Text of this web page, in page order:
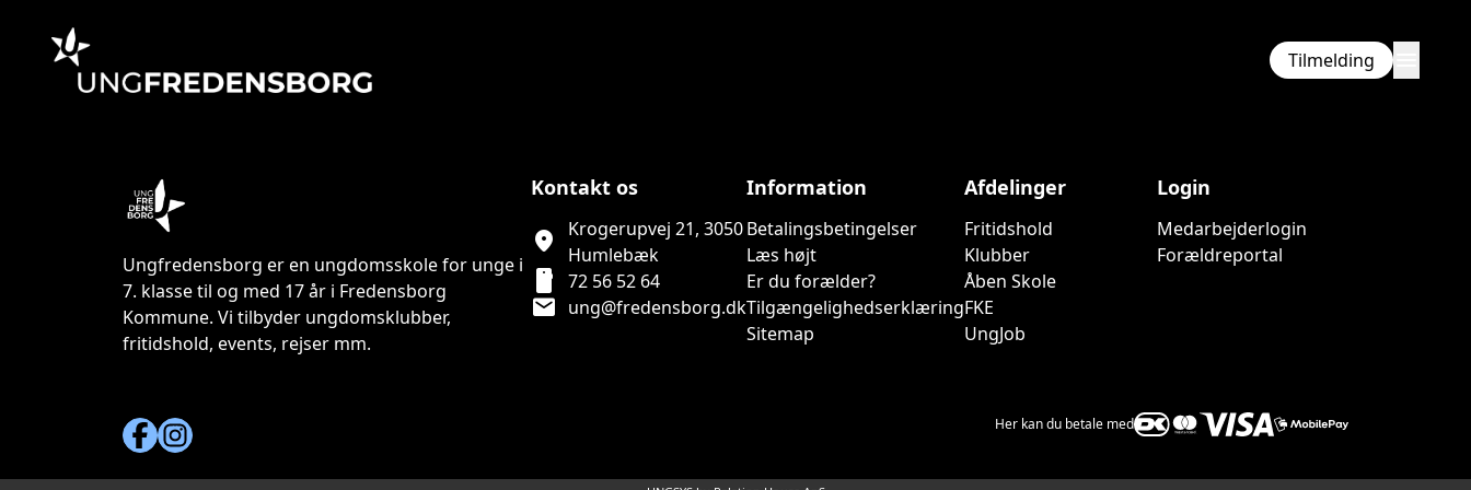
Tilmelding
Ungfredensborg er en ungdomsskole for unge i
7. klasse til og med 17 år i Fredensborg
Kommune. Vi tilbyder ungdomsklubber,
fritidshold, events, rejser mm.
Kontakt os
location_on
Krogerupvej 21, 3050
Humlebæk
smartphone 72 56 52 64
mail ung@fredensborg.dk
Information
Betalingsbetingelser
Læs højt
Er du forælder?
Tilgængelighedserklæring
Sitemap
Afdelinger
Fritidshold
Klubber
Åben Skole
FKE
UngJob
Login
Medarbejderlogin
Forældreportal
Her kan du betale med